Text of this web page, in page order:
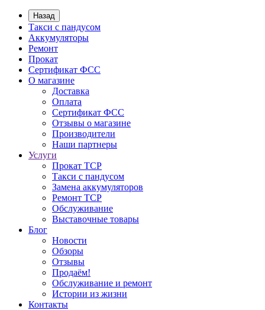
Назад
Такси с пандусом
Аккумуляторы
Ремонт
Прокат
Сертификат ФСС
О магазине
Доставка
Оплата
Сертификат ФСС
Отзывы о магазине
Производители
Наши партнеры
Услуги
Прокат ТСР
Такси с пандусом
Замена аккумуляторов
Ремонт ТСР
Обслуживание
Выставочные товары
Блог
Новости
Обзоры
Отзывы
Продаём!
Обслуживание и ремонт
Истории из жизни
Контакты